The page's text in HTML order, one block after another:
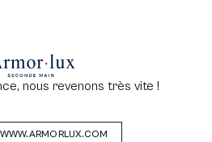
nous revenons très vite !